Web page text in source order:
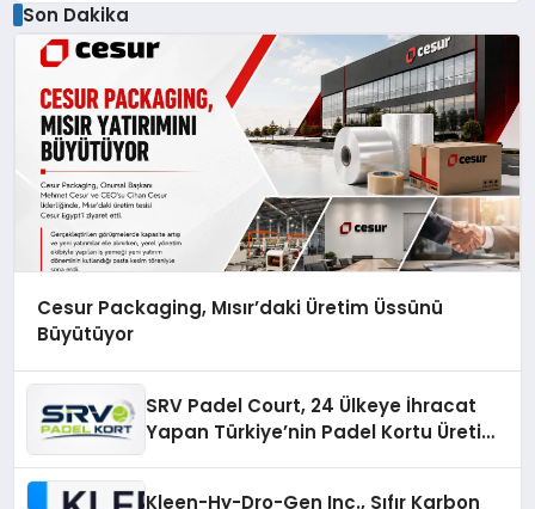
Son Dakika
Cesur Packaging, Mısır’daki Üretim Üssünü
Büyütüyor
SRV Padel Court, 24 Ülkeye İhracat
Yapan Türkiye’nin Padel Kortu Üretim
Kleen-Hy-Dro-Gen Inc., Sıfır Karbon